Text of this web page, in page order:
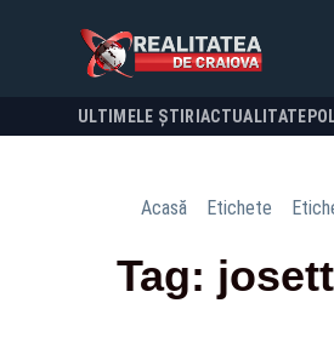
ULTIMELE ȘTIRI ACTUALITATE
Acasă Etichete
Tag: